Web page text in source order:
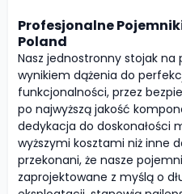
Profesjonalne
Poland
Nasz jednostronny stojak
wynikiem dążenia do
funkcjonalności, przez
po najwyższą jakość
dedykacja do doskonałości
wyższymi kosztami niż inne
przekonani, że nasze
zaprojektowane z myślą o